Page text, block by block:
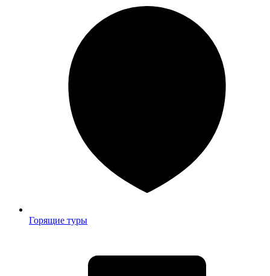
Горящие туры